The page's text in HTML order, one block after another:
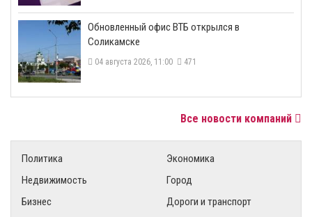
​Обновленный офис ВТБ открылся в
Соликамске
04 августа 2026, 11:00 471
Все новости компаний
Политика
Экономика
Недвижимость
Город
Бизнес
Дороги и транспорт